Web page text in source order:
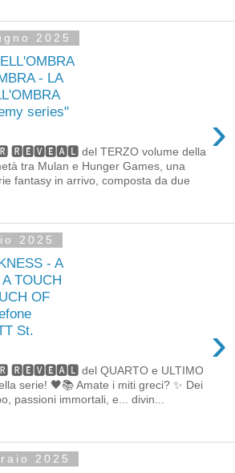
2025
- LA
series"
›
del TERZO volume della
tra Mulan e Hunger Games, una
fantasy in arrivo, composta da due
2025
- A
TOUCH
OF
St.
›
del QUARTO e ULTIMO
serie! 🖤📚 Amate i miti greci? ✨ Dei
passioni immortali, e... divin...
2025